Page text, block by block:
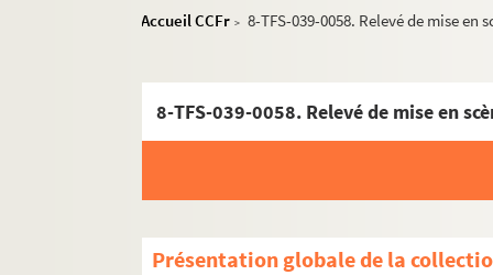
Accueil CCFr > 8-TFS-039-0058. Relevé de mise en
8-TFS-039-0058. Relevé de mise en
Présentation globale de la